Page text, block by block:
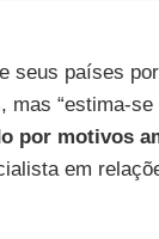
seus países
mas “estima-
por motivos
em